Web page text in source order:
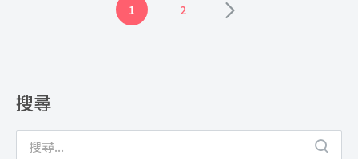
1 2
搜尋